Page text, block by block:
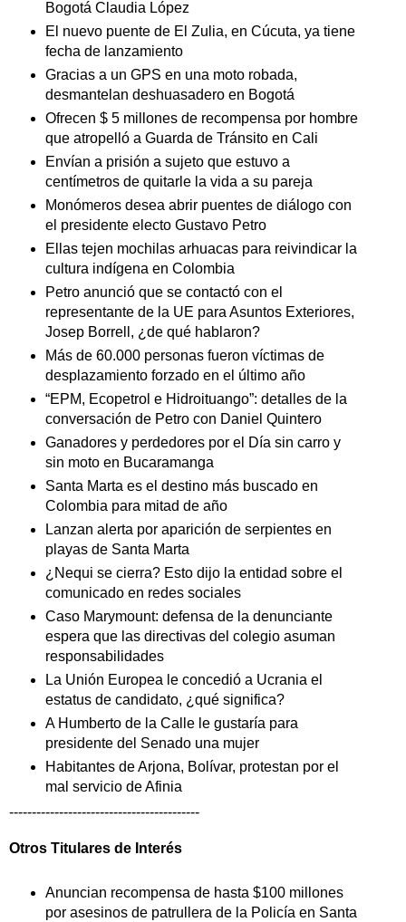
Bogotá Claudia López
El nuevo puente de El Zulia, en Cúcuta, ya tiene
fecha de lanzamiento
Gracias a un GPS en una moto robada,
desmantelan deshuasadero en Bogotá
Ofrecen $ 5 millones de recompensa por hombre
que atropelló a Guarda de Tránsito en Cali
Envían a prisión a sujeto que estuvo a
centímetros de quitarle la vida a su pareja
Monómeros desea abrir puentes de diálogo con
el presidente electo Gustavo Petro
Ellas tejen mochilas arhuacas para reivindicar la
cultura indígena en Colombia
Petro anunció que se contactó con el
representante de la UE para Asuntos Exteriores,
Josep Borrell, ¿de qué hablaron?
Más de 60.000 personas fueron víctimas de
desplazamiento forzado en el último año
“EPM, Ecopetrol e Hidroituango”: detalles de la
conversación de Petro con Daniel Quintero
Ganadores y perdedores por el Día sin carro y
sin moto en Bucaramanga
Santa Marta es el destino más buscado en
Colombia para mitad de año
Lanzan alerta por aparición de serpientes en
playas de Santa Marta
¿Nequi se cierra? Esto dijo la entidad sobre el
comunicado en redes sociales
Caso Marymount: defensa de la denunciante
espera que las directivas del colegio asuman
responsabilidades
La Unión Europea le concedió a Ucrania el
estatus de candidato, ¿qué significa?
A Humberto de la Calle le gustaría para
presidente del Senado una mujer
Habitantes de Arjona, Bolívar, protestan por el
mal servicio de Afinia
------------------------------------------
Otros Titulares de Interés
Anuncian recompensa de hasta $100 millones
por asesinos de patrullera de la Policía en Santa